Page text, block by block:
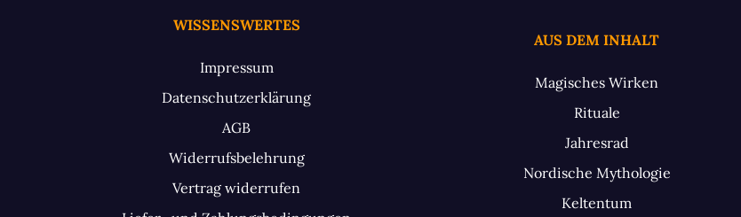
WISSENSWERTES
Impressum
Datenschutzerklärung
AGB
Widerrufsbelehrung
Vertrag widerrufen
AUS DEM INHALT
Magisches Wirken
Rituale
Jahresrad
Nordische Mythologie
Keltentum